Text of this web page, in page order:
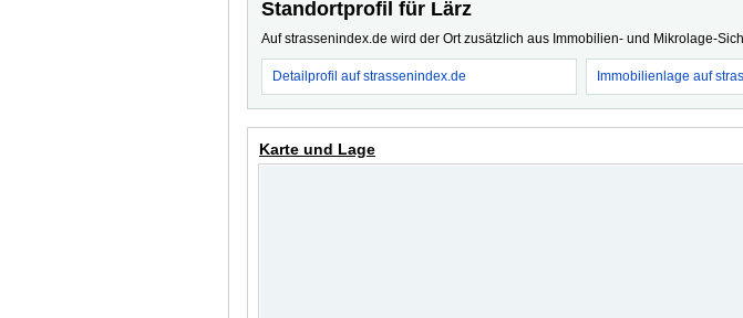
Standortprofil für Lärz
Auf strassenindex.de wird der Ort zusätzlich aus Immobilien- und Mikrolage-
Detailprofil auf strassenindex.de Immobilienlage auf
Karte und Lage